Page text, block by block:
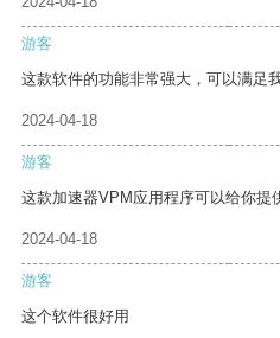
游客
这款软件的功能非常强大，可以满足
2024-04-18
游客
这款加速器VPM应用程序可以给你提
2024-04-18
游客
这个软件很好用